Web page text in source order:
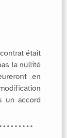
était
la nullité
en
un accord